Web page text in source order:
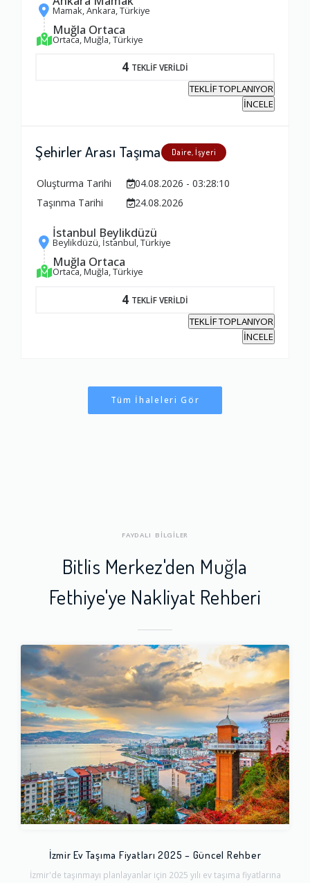
Mamak, Ankara, Türkiye
Muğla Ortaca
Ortaca, Muğla, Türkiye
4 TEKLİF VERİLDİ
TEKLİF TOPLANIYOR
İNCELE
Şehirler Arası Taşıma Daire, İşyeri
Oluşturma Tarihi
04.08.2026 - 03:28:10
Taşınma Tarihi
24.08.2026
İstanbul Beylikdüzü
Beylikdüzü, İstanbul, Türkiye
Muğla Ortaca
Ortaca, Muğla, Türkiye
4 TEKLİF VERİLDİ
TEKLİF TOPLANIYOR
İNCELE
Tüm İhaleleri Gör
FAYDALI BİLGİLER
Bitlis Merkez'den Muğla
Fethiye'ye Nakliyat Rehberi
İzmir Ev Taşıma Fiyatları 2025 – Güncel Rehber
İzmir'de taşınmayı planlayanlar için 2025 yılı ev taşıma fiyatlarına